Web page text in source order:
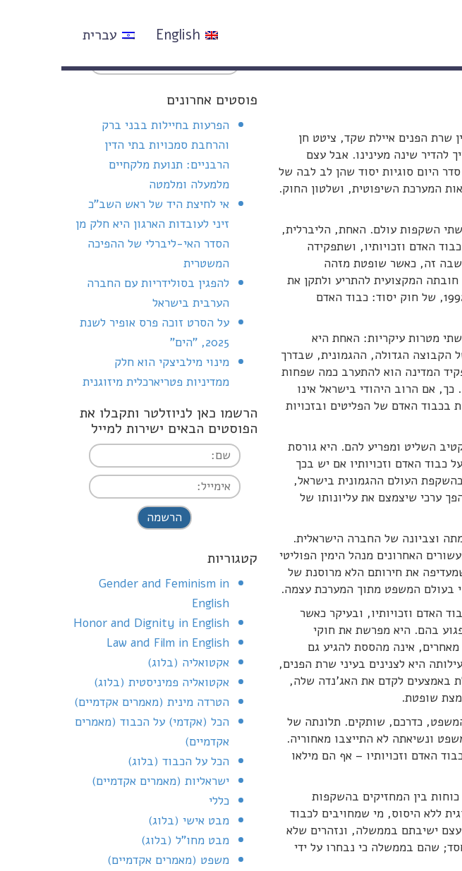
עברית English
בתי המשפט
שרת הפנים איילת שקד, ציטט חן
להדיר שינה מעינינו. אבל עצם
היום סוגיות יסוד שהן לב לבה של
המערכת השיפוטית, ושלטון החוק.
השקפות עולם. האחת, הליברלית,
האדם וזכויותיו, ושתפקידה
זה, כאשר שופטת מזהה
המקצועית להתריע ולתקן את
התנהגות המדינה. השקפת עולם זו עוגנה בשיטת המשפט הישראלי עם חקיקתו, בשנת 1992, של חוק יסוד: כבוד האדם
מטרות עיקריות: האחת היא
הקבוצה הגדולה, ההגמונית, שבדרך
המדינה הוא להתערב כמה שפחות
אם הרוב היהודי בישראל אינו
בכבוד האדם של הפליטים ובזכויות
השליט ומפריע להם. היא גורסת
האדם וזכויותיו אם יש בכך
העולם ההגמונית בישראל,
ערכי שיצמצם את עליונותו של
וצביונה של החברה הישראלית.
האחרונים מנהל הימין הפוליטי
את חירותם הלא מרוסנת של
בעולם המשפט מתוך המערכת עצמה.
האדם וזכויותיו, ובעיקר כאשר
בהם. היא מפרשת את חוקי
אינה מהססת להגיע גם
היא לצנינים בעיני שרת הפנים,
באמצעים לקדם את האג'נדה שלה,
שופטת.
המשפט, כדרכם, שותקים. תלונתה של
ונשיאתה לא התייצבו מאחוריה.
האדם וזכויותיו – אף הם מילאו
בין המחזיקים בהשקפות
ללא היסוס, מי שמחויבים לכבוד
עצם ישיבתם בממשלה, ונזהרים שלא
שהם בממשלה כי נבחרו על ידי
פוסטים אחרונים
הפרעות בחיילות בבני ברק
והרחבת סמכויות בתי הדין
הרבניים: תנועת מלקחיים
מלמעלה ומלמטה
אי לחיצת היד של ראש השב"כ
זיני לעובדות הארגון היא חלק מן
הסדר האי-ליברלי של ההפיכה
המשטרית
להפגין בסולידריות עם החברה
הערבית בישראל
על הסרט זוכה פרס אופיר לשנת
2025, "הים"
מינוי מילביצקי הוא חלק
ממדיניות פטריארכלית מיזוגנית
הרשמו כאן לניוזלטר ותקבלו את
הפוסטים הבאים ישירות למייל
I agree terms and
קטגוריות
Gender and Feminism in
English
Honor and Dignity in English
Law and Film in English
אקטואליה (בלוג)
אקטואליה פמיניסטית (בלוג)
הטרדה מינית (מאמרים אקדמיים)
הכל (אקדמי) על הכבוד (מאמרים
אקדמיים)
הכל על הכבוד (בלוג)
ישראליות (מאמרים אקדמיים)
כללי
מבט אישי (בלוג)
מבט מחו"ל (בלוג)
משפט (מאמרים אקדמיים)